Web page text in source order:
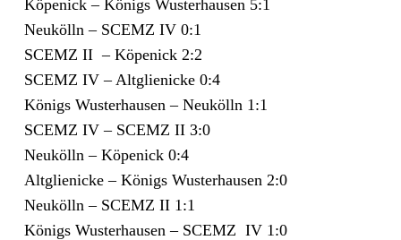
Köpenick – Königs Wusterhausen 5:1
Neukölln – SCEMZ IV 0:1
SCEMZ II – Köpenick 2:2
SCEMZ IV – Altglienicke 0:4
Königs Wusterhausen – Neukölln 1:1
SCEMZ IV – SCEMZ II 3:0
Neukölln – Köpenick 0:4
Altglienicke – Königs Wusterhausen 2:0
Neukölln – SCEMZ II 1:1
Königs Wusterhausen – SCEMZ IV 1:0